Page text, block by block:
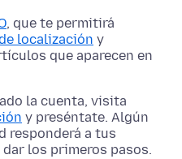
, que te permitirá
localización y
que aparecen en
la cuenta, visita
y preséntate. Algún
responderá a tus
los primeros pasos.